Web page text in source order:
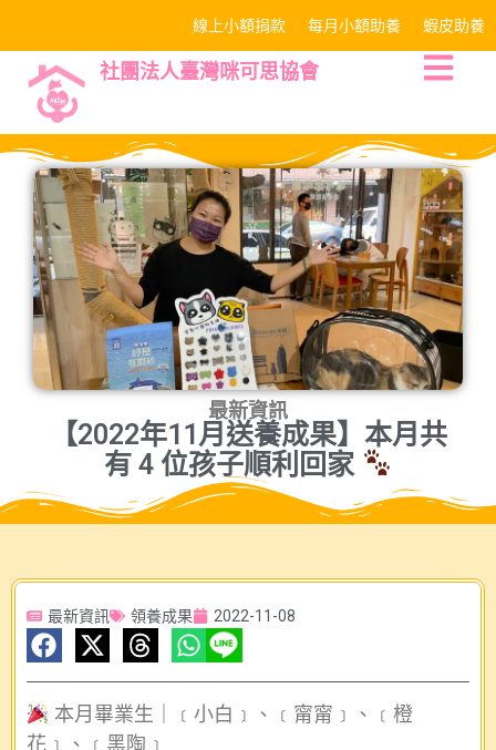
線上小額捐款 每月小額助養 蝦皮助養
社團法人臺灣咪可思協會
最新資訊
【2022年11月送養成果】本月共
有 4 位孩子順利回家
最新資訊 領養成果 2022-11-08
本月畢業生｜﹝小白﹞、﹝甯甯﹞、﹝橙
花﹞、﹝黑陶﹞